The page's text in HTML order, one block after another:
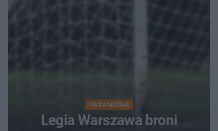
PIŁKA NOŻNA
Legia Warszawa broni